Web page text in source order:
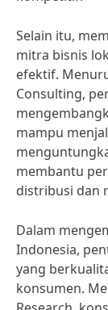
Selain itu,
mitra bisnis
efektif.
Consulting,
mampu
membantu
distribusi dan
Dalam
Indonesia,
yang
konsumen.